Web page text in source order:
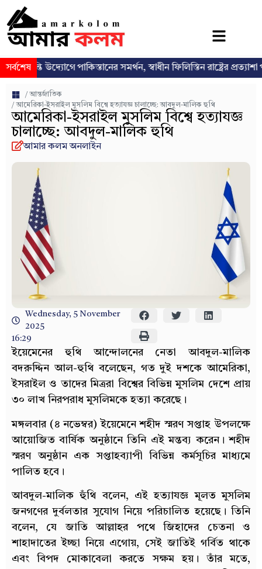
সর্বশেষ
উদ্যোগে পাকিস্তানের সমর্থন, স্বাধীন ফিলিস্তিন রাষ্ট্রের প্রত্যাশা পুনর্ব্যক্ত
/আন্তর্জাতিক
/ আমেরিকা-ইসরাইল মুসলিম বিশ্বে হত্যাযজ্ঞ চালাচ্ছে: আবদুল-মালিক হুথি
আমেরিকা-ইসরাইল মুসলিম বিশ্বে হত্যাযজ্ঞ
চালাচ্ছে: আবদুল-মালিক হুথি
আমার কলম অনলাইন
Wednesday, 5 November
2025
16:29
ইয়েমেনের হুথি আন্দোলনের নেতা আবদুল-মালিক
বদরুদ্দিন আল-হুথি বলেছেন, গত দুই দশকে আমেরিকা,
ইসরাইল ও তাদের মিত্ররা বিশ্বের বিভিন্ন মুসলিম দেশে প্রায়
৩০ লাখ নিরপরাধ মুসলিমকে হত্যা করেছে।
মঙ্গলবার (৪ নভেম্বর) ইয়েমেনে শহীদ স্মরণ সপ্তাহ উপলক্ষে
আয়োজিত বার্ষিক অনুষ্ঠানে তিনি এই মন্তব্য করেন। শহীদ
স্মরণ অনুষ্ঠান এক সপ্তাহব্যাপী বিভিন্ন কর্মসূচির মাধ্যমে
পালিত হবে।
আবদুল-মালিক হুঁথি বলেন, এই হত্যাযজ্ঞ মূলত মুসলিম
জনগণের দুর্বলতার সুযোগ নিয়ে পরিচালিত হয়েছে। তিনি
বলেন, যে জাতি আল্লাহর পথে জিহাদের চেতনা ও
শাহাদাতের ইচ্ছা নিয়ে এগোয়, সেই জাতিই গর্বিত থাকে
এবং বিপদ মোকাবেলা করতে সক্ষম হয়। তাঁর মতে,